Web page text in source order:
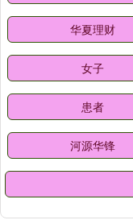
华夏理财
女子
患者
河源华锋